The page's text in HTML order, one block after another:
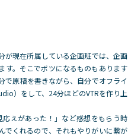
が現在所属している企画班では、企画
す。そこでボツになるものもあります
で原稿を書きながら、自分でオフライ
）をして、24分ほどのVTRを作り上
えがあった！」など感想をもらう時
でくれるので、それもやりがいに繋が